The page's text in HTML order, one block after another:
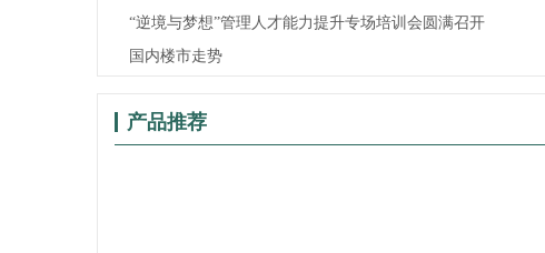
“逆境与梦想”管理人才能力提升专场培训会圆满召开
国内楼市走势
产品推荐